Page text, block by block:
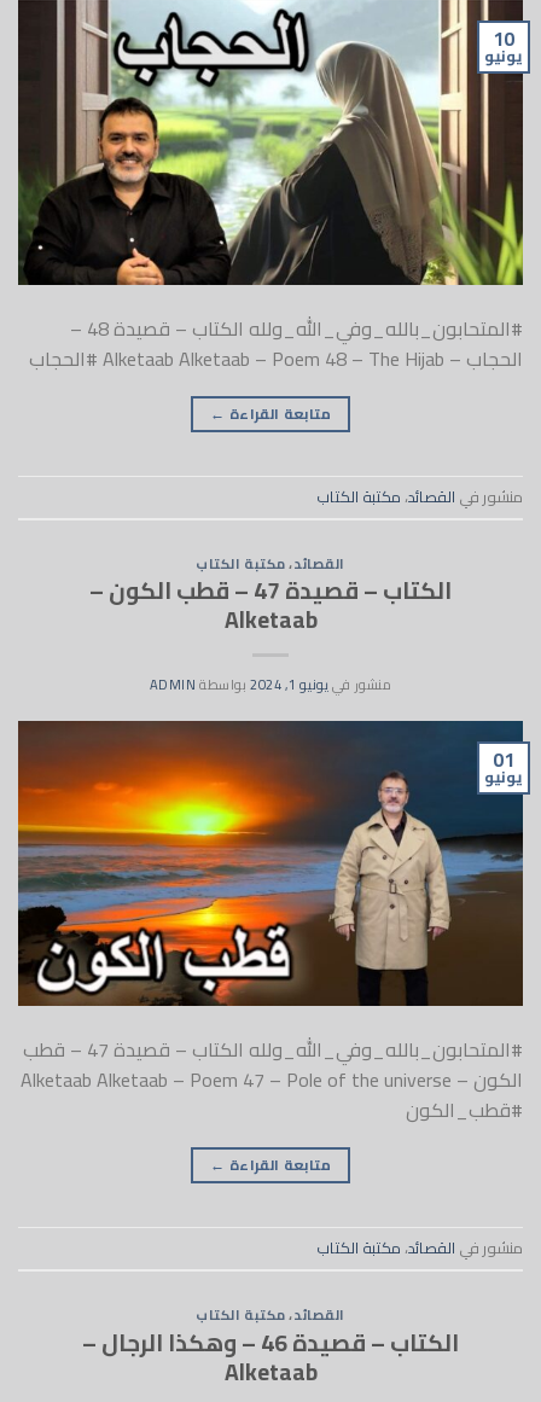
10
يونيو
#المتحابون_بالله_وفي_الله_ولله الكتاب – قصيدة 48 –
الحجاب – Alketaab Alketaab – Poem 48 – The Hijab #الحجاب
متابعة القراءة ←
منشور في القصائد، مكتبة الكتاب
القصائد،مكتبة الكتاب
الكتاب – قصيدة 47 – قطب الكون –
Alketaab
منشور فييونيو 1, 2024 بواسطةADMIN
01
يونيو
#المتحابون_بالله_وفي_الله_ولله الكتاب – قصيدة 47 – قطب
الكون – Alketaab Alketaab – Poem 47 – Pole of the universe
#قطب_الكون
متابعة القراءة ←
منشور في القصائد، مكتبة الكتاب
القصائد،مكتبة الكتاب
الكتاب – قصيدة 46 – وهكذا الرجال –
Alketaab